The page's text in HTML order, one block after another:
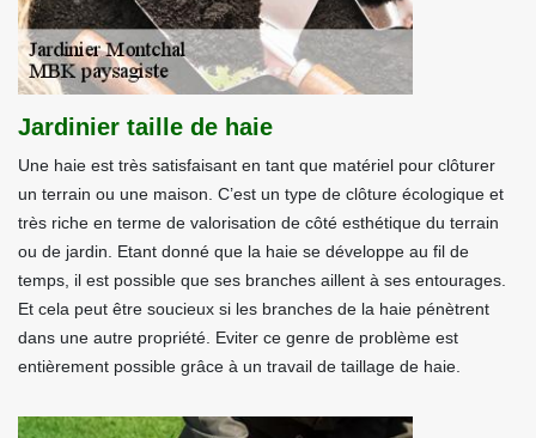
Jardinier taille de haie
Une haie est très satisfaisant en tant que matériel pour clôturer
un terrain ou une maison. C’est un type de clôture écologique et
très riche en terme de valorisation de côté esthétique du terrain
ou de jardin. Etant donné que la haie se développe au fil de
temps, il est possible que ses branches aillent à ses entourages.
Et cela peut être soucieux si les branches de la haie pénètrent
dans une autre propriété. Eviter ce genre de problème est
entièrement possible grâce à un travail de taillage de haie.